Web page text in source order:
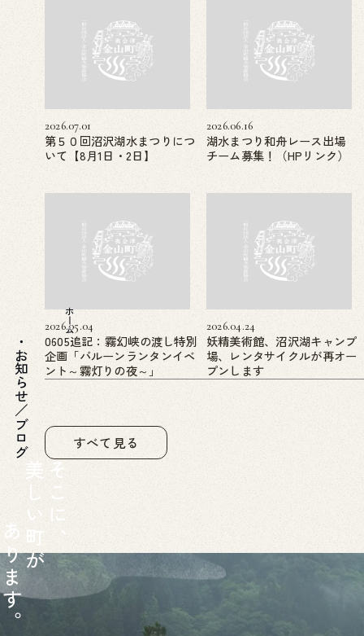
2026.07.01
第５０回沼沢湖水まつりにつ
いて【8月1日・2日】
2026.06.16
湖水まつり和舟レース出場
チーム募集！（HPリンク）
2026.05.04
0605追記：霧幻峡の渡し特別
企画「バルーンランタンイベ
ント～霧灯りの夜～」
2026.04.24
妖精美術館、沼沢湖キャンプ
場、レンタサイクルが再オー
プンします
すべて見る
ホーム
お知らせ／ブログ
そ
こ
に
、
美
し
い
町
が